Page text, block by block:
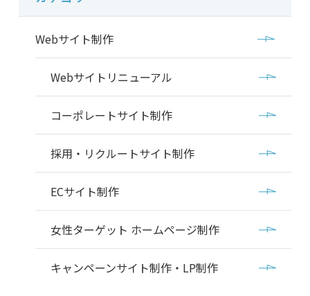
Webサイト制作
Webサイトリニューアル
コーポレートサイト制作
採用・リクルートサイト制作
ECサイト制作
女性ターゲット ホームページ制作
キャンペーンサイト制作・LP制作